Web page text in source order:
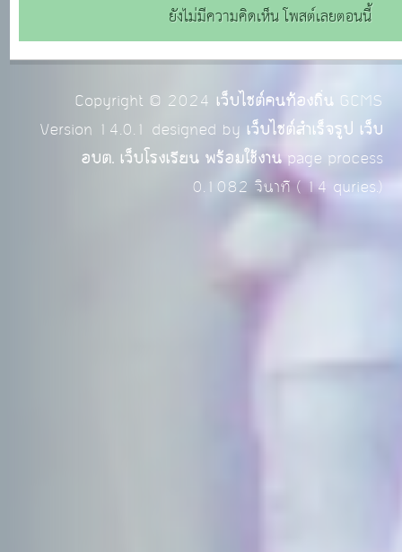
ยังไม่มีความคิดเห็น โพสต์เลยตอนนี้
Copyright © 2024 เว็บไซต์คนท้องถิ่นGCMS
Version 14.0.1 designed by เว็บไซต์สำเร็จรูป เว็บ
อบต. เว็บโรงเรียน พร้อมใช้งานpage process
0.1082 วินาที (14 quries.)